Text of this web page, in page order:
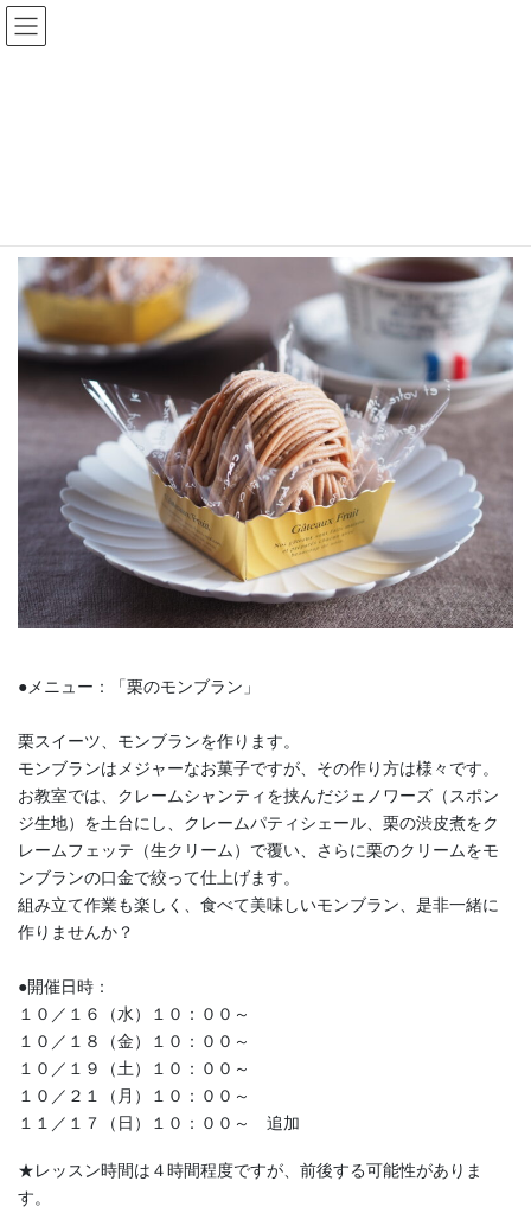
コ
ン
ナ
ビ
●メニュー：「栗のモンブラン」
栗スイーツ、モンブランを作ります。
モンブランはメジャーなお菓子ですが、その作り方は様々です。
お教室では、クレームシャンティを挟んだジェノワーズ（スポン
ジ生地）を土台にし、クレームパティシェール、栗の渋皮煮をク
レームフェッテ（生クリーム）で覆い、さらに栗のクリームをモ
ンブランの口金で絞って仕上げます。
組み立て作業も楽しく、食べて美味しいモンブラン、是非一緒に
作りませんか？
●開催日時：
１０／１６（水）１０：００～
１０／１８（金）１０：００～
１０／１９（土）１０：００～
１０／２１（月）１０：００～
１１／１７（日）１０：００～ 追加
★レッスン時間は４時間程度ですが、前後する可能性がありま
す。